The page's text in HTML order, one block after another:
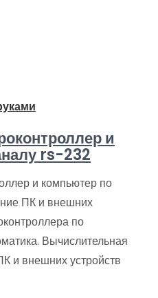
и
rs-232
и компьютер по
ПК и внешних
по
Вычислительная
и внешних устройств